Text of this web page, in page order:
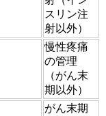
スリン注
射以外）
慢性疼痛
の管理
（がん末
期以外）
がん末期